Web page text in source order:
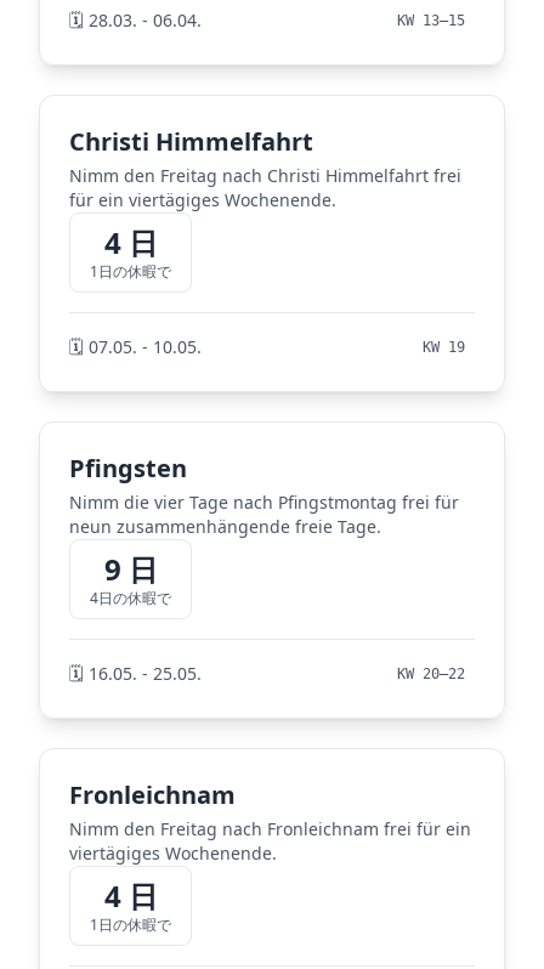
🗓️ 28.03. - 06.04. KW 13–15
Christi Himmelfahrt
Nimm den Freitag nach Christi Himmelfahrt frei
für ein viertägiges Wochenende.
4 日
1日の休暇で
🗓️ 07.05. - 10.05. KW 19
Pfingsten
Nimm die vier Tage nach Pfingstmontag frei für
neun zusammenhängende freie Tage.
9 日
4日の休暇で
🗓️ 16.05. - 25.05. KW 20–22
Fronleichnam
Nimm den Freitag nach Fronleichnam frei für ein
viertägiges Wochenende.
4 日
1日の休暇で